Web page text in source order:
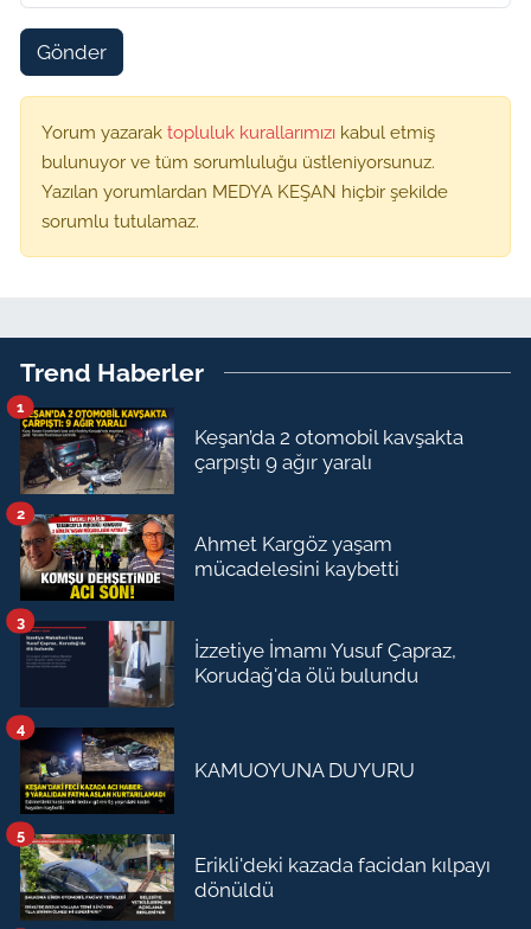
Gönder
Yorum yazarak topluluk kurallarımızı kabul etmiş
bulunuyor ve tüm sorumluluğu üstleniyorsunuz.
Yazılan yorumlardan MEDYA KEŞAN hiçbir şekilde
sorumlu tutulamaz.
Trend Haberler
Keşan’da 2 otomobil kavşakta
çarpıştı 9 ağır yaralı
1
Ahmet Kargöz yaşam
mücadelesini kaybetti
2
İzzetiye İmamı Yusuf Çapraz,
Korudağ'da ölü bulundu
3
KAMUOYUNA DUYURU
4
Erikli'deki kazada facidan kılpayı
dönüldü
5